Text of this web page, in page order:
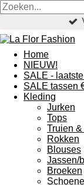
Home
NIEUW!
SALE -
SALE tassen
Kleding
Jurken
Tops
Truien
Rokken
Blouses
Jassen/
Broeken